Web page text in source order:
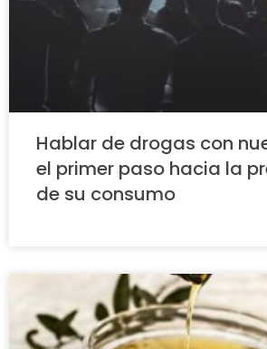
Hablar de drogas con
el primer paso hacia la
de su consumo